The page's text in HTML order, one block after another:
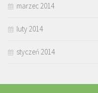
marzec 2014
luty 2014
styczeń 2014